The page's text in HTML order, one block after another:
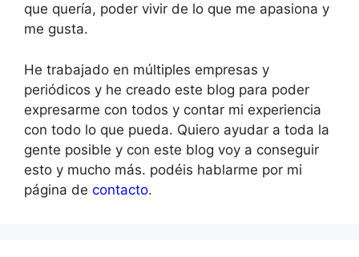
que quería, poder vivir de lo que me apasiona y
me gusta.
He trabajado en múltiples empresas y
periódicos y he creado este blog para poder
expresarme con todos y contar mi experiencia
con todo lo que pueda. Quiero ayudar a toda la
gente posible y con este blog voy a conseguir
esto y mucho más. podéis hablarme por mi
página de contacto.